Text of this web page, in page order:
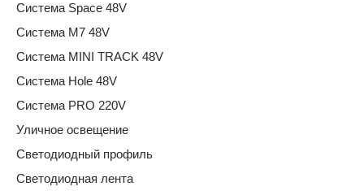
Система Space 48V
Система M7 48V
Система MINI TRACK 48V
Система Hole 48V
Система PRO 220V
Уличное освещение
Светодиодный профиль
Светодиодная лента